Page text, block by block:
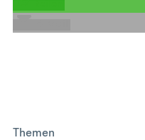
Themen